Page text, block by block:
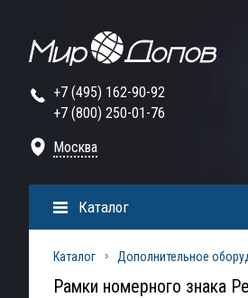
+7 (495) 162-90-92
+7 (800) 250-01-76
Москва
Каталог
Каталог Дополнительное
Рамки номерного знака